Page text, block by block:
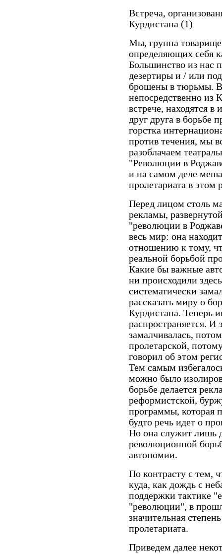
Встреча,
Курдистана (1)
Мы, группа
определяющих себя
Большинство из нас
дезертиры и / или
брошены в тюрьмы.
непосредственно из
встрече, находятся
друг друга в борьбе
горстка
против течения, мы
разоблачаем
"Революции в
и на самом деле
пролетариата в этом
Перед лицом столь
рекламы,
"революции в
весь мир: она
отношению к тому,
реальной борьбой
Какие бы важные
ни происходили
систематически
рассказать миру о
Курдистана. Теперь
распространяется. И
замалчивалась,
пролетарской,
говорил об этом
Тем самым
можно было
борьбе делается
реформистской,
программы, которая
будто речь идет о
Но она служит лишь
революционной
автономии.
По контрасту с тем,
куда, как дождь с
поддержки тактике
"революции", в
значительная
пролетариата.
Приведем далее